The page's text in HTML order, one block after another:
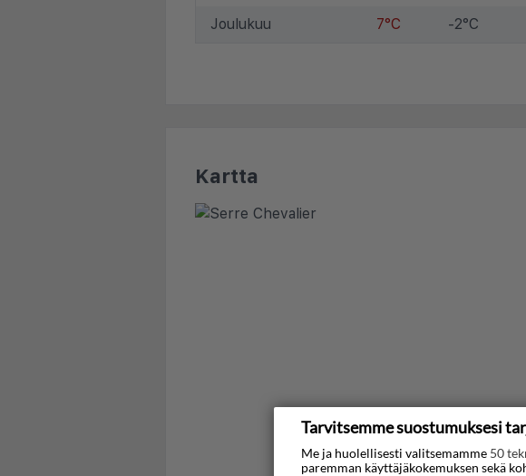
Joulukuu 7°C -2°C
Kartta
Tarvitsemme suostumuksesi
Me ja huolellisesti valitsemamme 50
paremman käyttäjäkokemuksen sekä